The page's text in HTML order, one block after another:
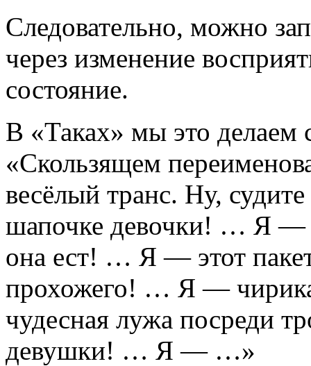
Следовательно, можно
через изменение
состояние.
В «Таках» мы это делаем
«Скользящем
весёлый транс. Ну,
шапочке девочки! … Я —
она ест! … Я — этот
прохожего! … Я —
чудесная лужа посреди
девушки! … Я — …»